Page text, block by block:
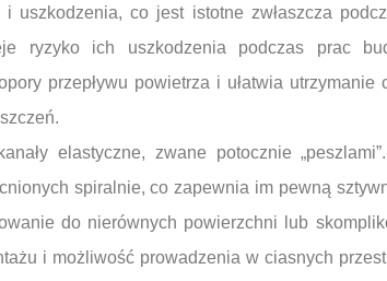
i uszkodzenia, co jest istotne zwłaszcza
ryzyko ich uszkodzenia podczas prac
przepływu powietrza i ułatwia
elastyczne, zwane potocznie
spiralnie, co zapewnia im pewną
do nierównych powierzchni lub
i możliwość prowadzenia w ciasnych